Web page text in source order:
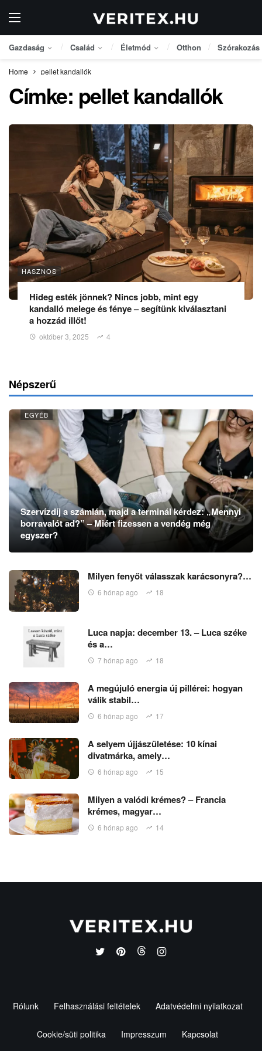
Gazdaság Család Életmód Otthon Szórakozás
Home pellet kandallók
Címke: pellet kandallók
HASZNOS
Hideg esték jönnek? Nincs jobb, mint egy
kandalló melege és fénye – segítünk kiválasztani
a hozzád illőt!
október 3, 2025 4
Népszerű
EGYÉB
Szervízdíj a számlán, majd a terminál kérdez: „Mennyi
borravalót ad?” – Miért fizessen a vendég még
egyszer?
Milyen fenyőt válasszak karácsonyra?…
6 hónap ago 18
Luca napja: december 13. – Luca széke
és a…
7 hónap ago 18
A megújuló energia új pillérei: hogyan
válik stabil…
6 hónap ago 17
A selyem újjászületése: 10 kínai
divatmárka, amely…
6 hónap ago 15
Milyen a valódi krémes? – Francia
krémes, magyar…
6 hónap ago 14
Rólunk Felhasználási feltételek Adatvédelmi nyilatkozat
Cookie/süti politika Impresszum Kapcsolat